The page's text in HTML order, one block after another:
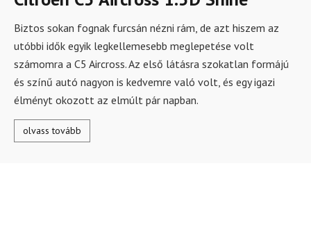
Biztos sokan fognak furcsán nézni rám, de azt hiszem az
utóbbi idők egyik legkellemesebb meglepetése volt
számomra a C5 Aircross. Az első látásra szokatlan formájú
és színű autó nagyon is kedvemre való volt, és egy igazi
élményt okozott az elmúlt pár napban.
olvass tovább